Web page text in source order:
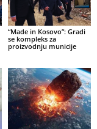
“Made in Kosovo”: Gradi
se kompleks za
proizvodnju municije